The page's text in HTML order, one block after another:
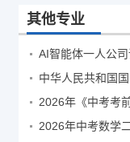
其他专业
AI智能体一人公
中华人民共和国